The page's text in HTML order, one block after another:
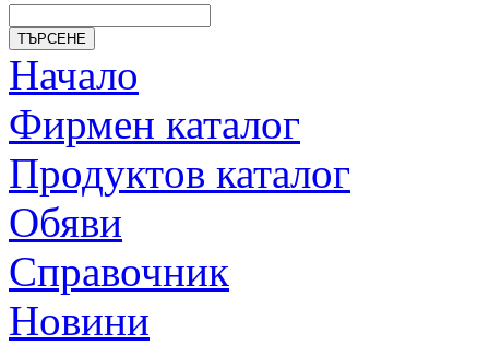
Начало
Фирмен каталог
Продуктoв каталог
Обяви
Справочник
Новини